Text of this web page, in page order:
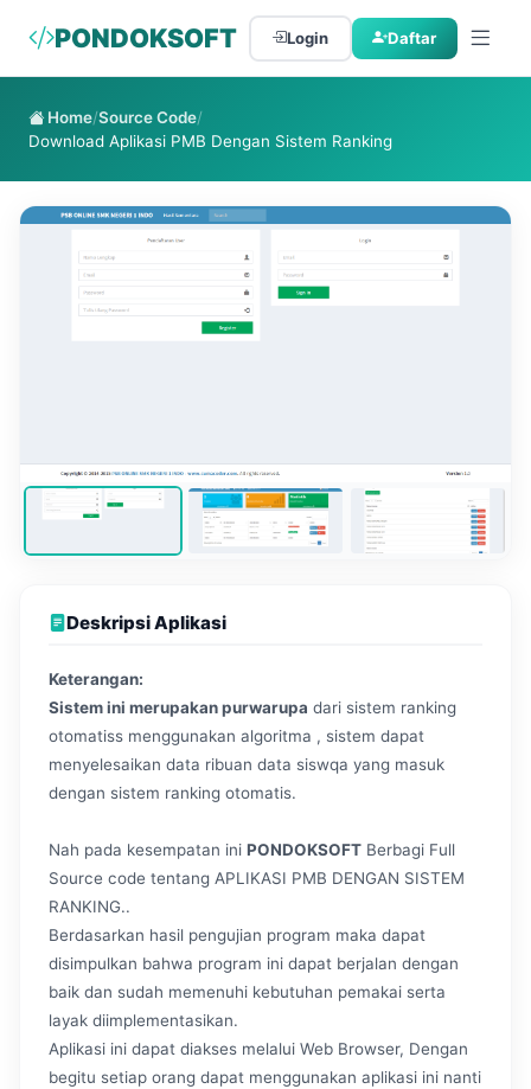
PONDOKSOFT Login Daftar
Home/Source Code/
Download Aplikasi PMB Dengan Sistem Ranking
Deskripsi Aplikasi
Keterangan:
Sistem ini merupakan purwarupa dari sistem ranking
otomatiss menggunakan algoritma , sistem dapat
menyelesaikan data ribuan data siswqa yang masuk
dengan sistem ranking otomatis.
Nah pada kesempatan ini PONDOKSOFT Berbagi Full
Source code tentang APLIKASI PMB DENGAN SISTEM
RANKING..
Berdasarkan hasil pengujian program maka dapat
disimpulkan bahwa program ini dapat berjalan dengan
baik dan sudah memenuhi kebutuhan pemakai serta
layak diimplementasikan.
Aplikasi ini dapat diakses melalui Web Browser, Dengan
begitu setiap orang dapat menggunakan aplikasi ini nanti